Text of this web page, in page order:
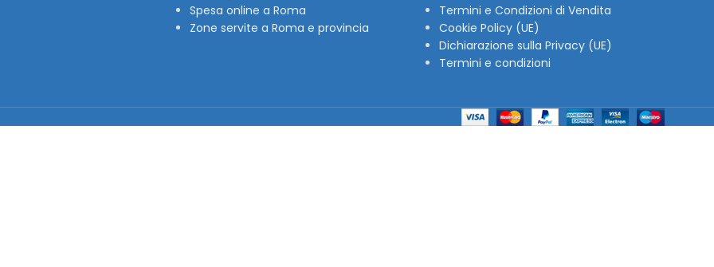
Spesa online a Roma
Zone servite a Roma e provincia
Termini e Condizioni di Vendita
Cookie Policy (UE)
Dichiarazione sulla Privacy (UE)
Termini e condizioni